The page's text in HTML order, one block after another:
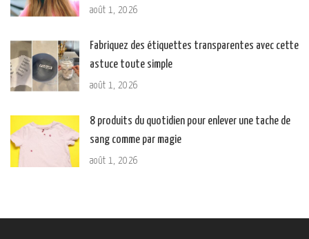
août 1, 2026
Fabriquez des étiquettes transparentes avec cette
astuce toute simple
août 1, 2026
8 produits du quotidien pour enlever une tache de
sang comme par magie
août 1, 2026